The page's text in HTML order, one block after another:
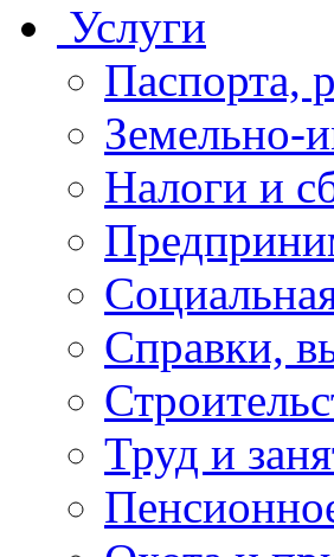
Услуги
Паспорта,
Земельно-
Налоги и
Справки,
Труд и